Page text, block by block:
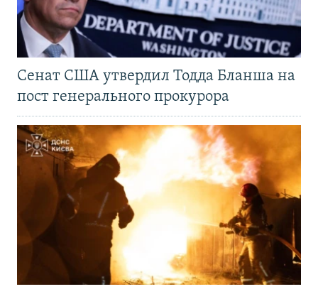
Сенат США утвердил Тодда Бланша на
пост генерального прокурора